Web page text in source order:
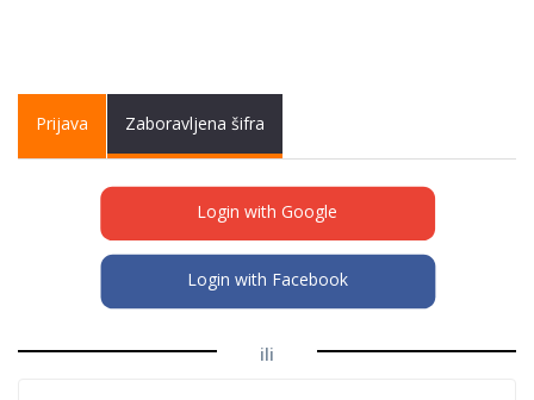
Primary tabs
Prijava (activeZaboravljena šifra
Login with Google
Login with Facebook
ili